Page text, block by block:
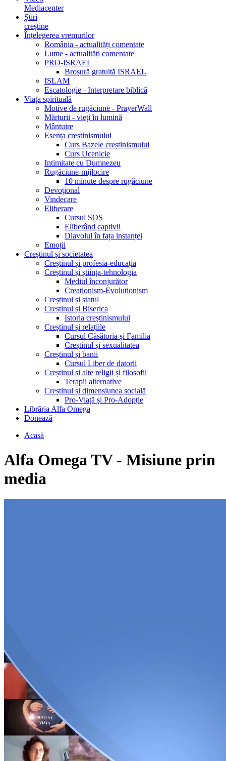
Mediacenter
Știri
creștine
Înțelegerea vremurilor
România - actualități comentate
Lume - actualități comentate
PRO-ISRAEL
Broșură gratuită ISRAEL
ISLAM
Escatologie - Interpretare biblică
Viața spirituală
Motive de rugăciune - PrayerWall
Mărturii - vieți în lumină
Mântuire
Esența creștinismului
Curs Bazele creștinismului
Curs Ucenicie
Intimitate cu Dumnezeu
Rugăciune-mijlocire
10 minute despre rugăciune
Devoțional
Vindecare
Eliberare
Cursul SOS
Eliberând captivii
Diavolul în fața instanței
Emoții
Creștinul și societatea
Creștinul și profesia-educația
Creștinul și știința-tehnologia
Mediul înconjurător
Creaționism-Evoluționism
Creștinul și statul
Creștinul și Biserica
Istoria creștinismului
Creștinul și relațiile
Cursul Căsătoria și Familia
Creștinul și sexualitatea
Creștinul și banii
Cursul Liber de datorii
Creștinul și alte religii și filosofii
Terapii alternative
Creștinul și dimensiunea socială
Pro-Viață și Pro-Adopție
Librăria Alfa Omega
Donează
Acasă
Alfa Omega TV - Misiune prin
media